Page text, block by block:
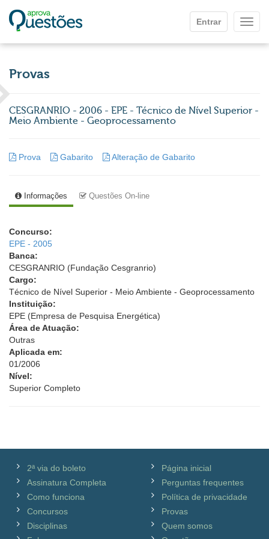
Entrar
Provas
CESGRANRIO - 2006 - EPE - Técnico de Nível Superior -
Meio Ambiente - Geoprocessamento
Prova Gabarito Alteração de Gabarito
Informações Questões On-line
Concurso:
EPE - 2005
Banca:
CESGRANRIO (Fundação Cesgranrio)
Cargo:
Técnico de Nível Superior - Meio Ambiente - Geoprocessamento
Instituição:
EPE (Empresa de Pesquisa Energética)
Área de Atuação:
Outras
Aplicada em:
01/2006
Nível:
Superior Completo
2ª via do boleto
Assinatura Completa
Como funciona
Concursos
Disciplinas
Página inicial
Perguntas frequentes
Política de privacidade
Provas
Quem somos